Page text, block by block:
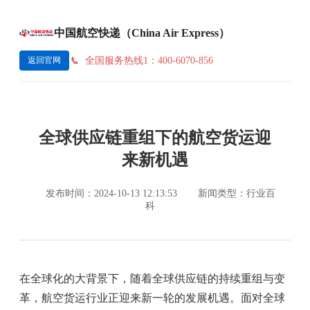
中国航空快递（China Air Express）
返回官网 全国服务热线1：400-6070-856
全球供应链重组下的航空货运迎
来新机遇
发布时间：2024-10-13 12:13:53
新闻类型：行业百
科
在全球化的大背景下，随着全球供应链的持续重组与变
革，航空货运行业正迎来新一轮的发展机遇。面对全球